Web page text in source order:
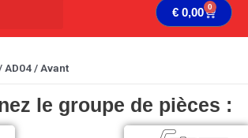
€ 0,00 0
AD04 / Avant
le groupe de pièces :